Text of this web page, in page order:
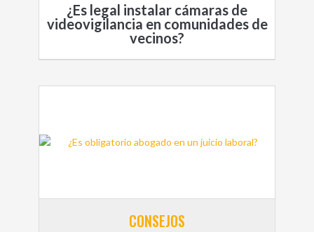
¿Es legal instalar cámaras de
videovigilancia en comunidades de
vecinos?
CONSEJOS